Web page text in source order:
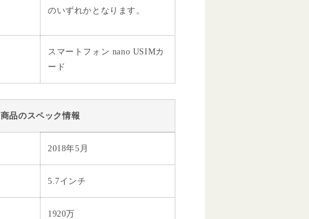
のいずれかとなります。
スマートフォン nano USIMカ
ード
商品のスペック情報
2018年5月
5.7インチ
1920万